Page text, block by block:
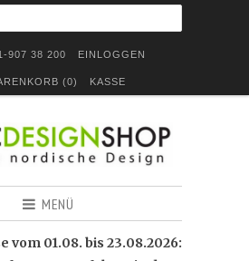
907 38 200 EINLOGGEN
(0) KASSE
MENÜ
vom 01.08. bis 23.08.2026: